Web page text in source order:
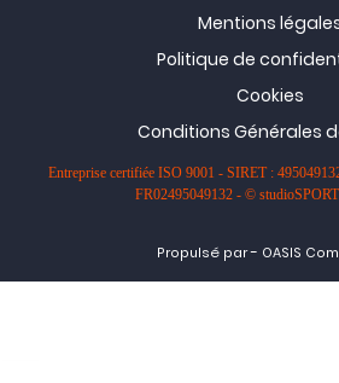
Mentions
Politique de
Cookies
Conditions Générales
Entreprise certifiée ISO 9001 - SIRET :
FR02495049132 - ©
Propulsé par- OASIS